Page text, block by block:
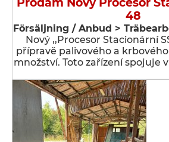
48
Försäljning / Anbud >
Nový ,,Procesor Stacionární
přípravě palivového a
množství. Toto zařízení spojuje